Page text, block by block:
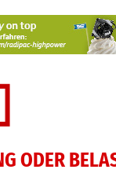
ODER